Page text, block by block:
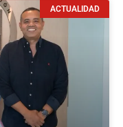
ACTUALIDAD